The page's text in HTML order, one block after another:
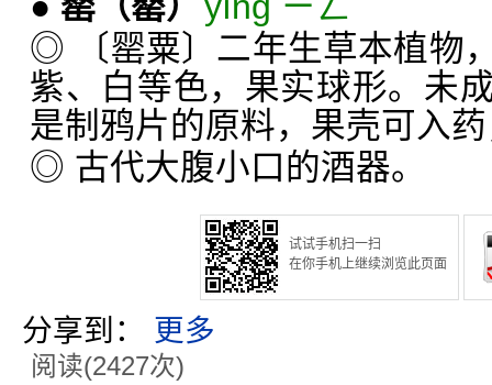
◎ 〔罂粟〕二年生草本植物
紫、白等色，果实球形。未
是制鸦片的原料，果壳可入
◎ 古代大腹小口的酒器。
试试手机扫一扫
在你手机上继续浏览此页面
分享到： 更多
阅读(2427次)